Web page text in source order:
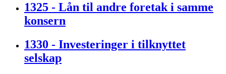
1325 - Lån til andre foretak i samme
konsern
1330 - Investeringer i tilknyttet
selskap